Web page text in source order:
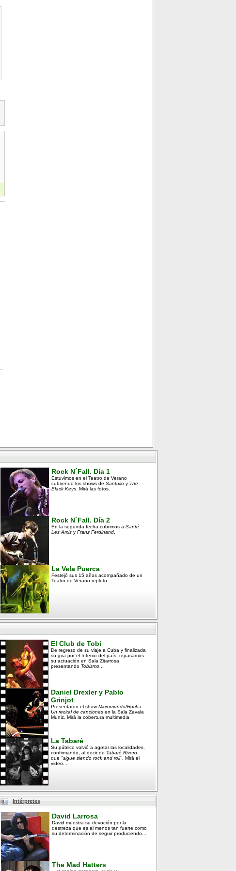
Rock N´Fall. Día 1
Estuvimos en el Teatro de Verano
cubriendo los shows de Santullo y The
Black Keys . Mirá las fotos.
Rock N´Fall. Día 2
En la segunda fecha cubrimos a Santé
Les Amis y Franz Ferdinand
La Vela Puerca
Festejó sus 15 años acompañado de un
Teatro de Verano repleto...
El Club de Tobi
De regreso de su viaje a Cuba y finalizada
su gira por el Interior del país, repasamos
su actuación en Sala Zitarrosa
presentando Tobismo
Daniel Drexler y Pablo
Grinjot
Presentaron el showMicromundo/Rocha.
Un recital de canciones en la Sala Zavala
Muniz. Mirá la cobertura multimedia
La Tabaré
Su público volvió a agotar las localidades,
confirmando, al decir de Tabaré Rivero
que "sigue siendo rock and roll" . Mirá el
video...
Intérpretes
David Larrosa
David muestra su devoción por la
destreza que es al menos tan fuerte como
su determinación de seguir produciendo...
The Mad Hatters